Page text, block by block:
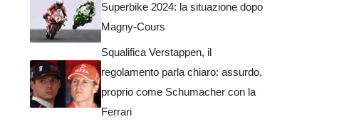
Superbike 2024: la situazione dopo
Magny-Cours
Squalifica Verstappen, il
regolamento parla chiaro: assurdo,
proprio come Schumacher con la
Ferrari